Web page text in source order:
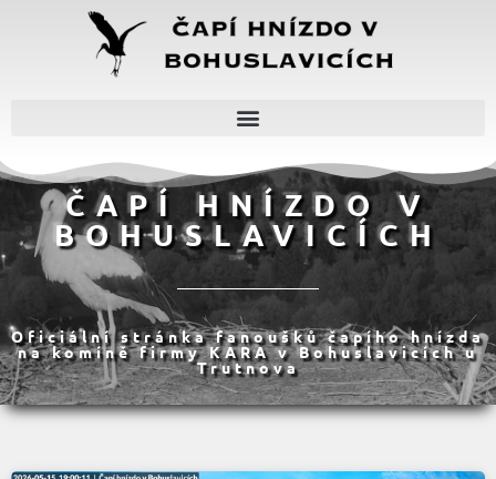
ČAPÍ HNÍZDO V
BOHUSLAVICÍCH
Oficiální stránka fanoušků čapího hnízda
na komíně firmy KARA v Bohuslavicích u
Trutnova